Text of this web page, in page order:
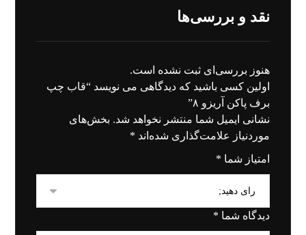
نقد و بررسی‌ها
هنوز بررسی‌ای ثبت نشده است.
اولین کسی باشید که دیدگاهی می نویسد “قاب چپ
برف پاکن آریزو ٨”
نشانی ایمیل شما منتشر نخواهد شد. بخش‌های
موردنیاز علامت‌گذاری شده‌اند *
امتیاز شما *
دیدگاه شما *